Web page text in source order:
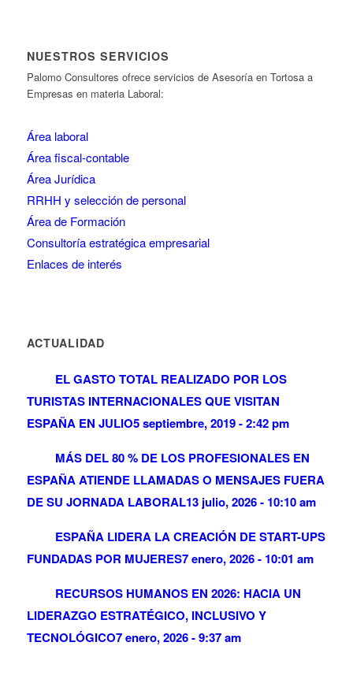
NUESTROS SERVICIOS
Palomo Consultores ofrece servicios de Asesoría en Tortosa a
Empresas en materia Laboral:
Área laboral
Área fiscal-contable
Área Jurídica
RRHH y selección de personal
Área de Formación
Consultoría estratégica empresarial
Enlaces de interés
ACTUALIDAD
EL GASTO TOTAL REALIZADO POR LOS
TURISTAS INTERNACIONALES QUE VISITAN
ESPAÑA EN JULIO5 septiembre, 2019 - 2:42 pm
MÁS DEL 80 % DE LOS PROFESIONALES EN
ESPAÑA ATIENDE LLAMADAS O MENSAJES FUERA
DE SU JORNADA LABORAL13 julio, 2026 - 10:10 am
ESPAÑA LIDERA LA CREACIÓN DE START-UPS
FUNDADAS POR MUJERES7 enero, 2026 - 10:01 am
RECURSOS HUMANOS EN 2026: HACIA UN
LIDERAZGO ESTRATÉGICO, INCLUSIVO Y
TECNOLÓGICO7 enero, 2026 - 9:37 am